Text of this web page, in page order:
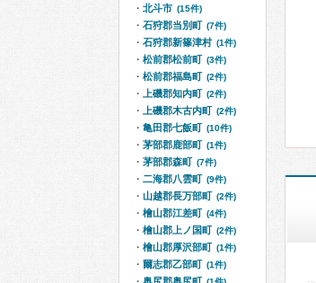
北斗市 (15件)
石狩郡当別町 (7件)
石狩郡新篠津村 (1件)
松前郡松前町 (3件)
松前郡福島町 (2件)
上磯郡知内町 (2件)
上磯郡木古内町 (2件)
亀田郡七飯町 (10件)
茅部郡鹿部町 (1件)
茅部郡森町 (7件)
二海郡八雲町 (9件)
山越郡長万部町 (2件)
檜山郡江差町 (4件)
檜山郡上ノ国町 (2件)
檜山郡厚沢部町 (1件)
爾志郡乙部町 (1件)